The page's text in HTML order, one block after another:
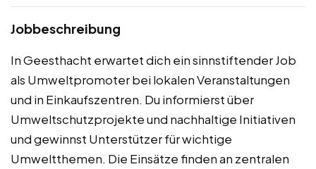
Jobbeschreibung
In Geesthacht erwartet dich ein sinnstiftender Job
als Umweltpromoter bei lokalen Veranstaltungen
und in Einkaufszentren. Du informierst über
Umweltschutzprojekte und nachhaltige Initiativen
und gewinnst Unterstützer für wichtige
Umweltthemen. Die Einsätze finden an zentralen